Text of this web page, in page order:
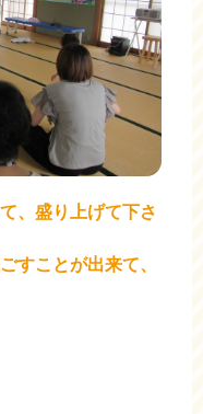
、盛り上げて下さ
すことが出来て、